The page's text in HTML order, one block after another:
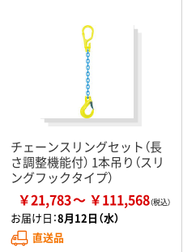
チェーンスリングセット（長
さ調整機能付） 1本吊り（スリ
ングフックタイプ）
￥21,783 ￥111,568
お届け日：8月12日（水）
直送品